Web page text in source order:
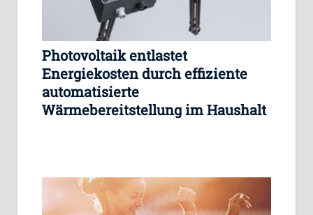
Photovoltaik entlastet
Energiekosten durch effiziente
automatisierte
Wärmebereitstellung im Haushalt